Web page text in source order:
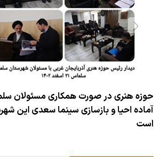
حوزه هنری در صورت همکاری مسئولان
آماده احیا و بازسازی سینما سعدی این
است